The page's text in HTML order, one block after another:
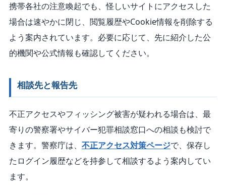
携帯各社の注意喚起でも、怪しいサイトにアクセスした
場合は速やかに閉じ、閲覧履歴やCookie情報を削除する
よう案内されています。必要に応じて、先に紹介した公
的機関や公式情報も確認してください。
相談先と報告先
不正アクセスやフィッシング被害が疑われる場合は、最
寄りの警察署やサイバー犯罪相談窓口への相談も検討で
きます。警察庁は、 不正アクセス対策ページで、保存し
たログイン履歴などを持参して相談するよう案内してい
ます。